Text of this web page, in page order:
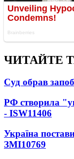
ЧИТАЙТЕ
Суд обрав
РФ створила
- ISW11406
Україна
ЗМІ10769